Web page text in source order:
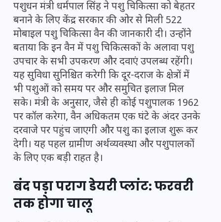
पशुधन मंत्री धर्मपाल सिंह ने पशु चिकित्सा को बेहतर
बनाने के लिए केंद्र सरकार की ओर से मिली 522
मोबाइल पशु चिकित्सा वैन की जानकारी दी। उन्होंने
बताया कि इन वैन में पशु चिकित्सकों के अलावा पशु
उपचार के सभी उपकरण और दवाएं उपलब्ध रहेंगी।
यह सुविधा सुनिश्चित करेगी कि दूर-दराज के क्षेत्रों में
भी पशुओं को समय पर और समुचित इलाज मिल
सके। मंत्री के अनुसार, जैसे ही कोई पशुपालक 1962
पर कॉल करेगा, वैन अधिकतम एक घंटे के अंदर उनके
दरवाजे पर पहुंच जाएगी और पशु का इलाज शुरू कर
देगी। यह पहल ग्रामीण अर्थव्यवस्था और पशुपालकों
के लिए एक बड़ी राहत है।
बंद पड़ा पराग डेयरी प्लांट: फरवरी
तक होगा चालू